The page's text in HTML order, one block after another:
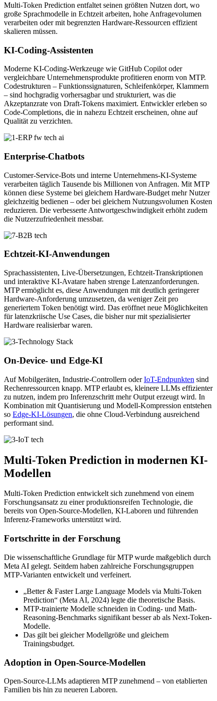
Multi-Token Prediction entfaltet seinen größten Nutzen dort, wo
große Sprachmodelle in Echtzeit arbeiten, hohe Anfragevolumen
verarbeiten oder mit begrenzten Hardware-Ressourcen effizient
skalieren müssen.
KI-Coding-Assistenten
Moderne KI-Coding-Werkzeuge wie GitHub Copilot oder
vergleichbare Unternehmensprodukte profitieren enorm von MTP.
Codestrukturen – Funktionssignaturen, Schleifenkörper, Klammern
– sind hochgradig vorhersagbar und strukturiert, was die
Akzeptanzrate von Draft-Tokens maximiert. Entwickler erleben so
Code-Completions, die in nahezu Echtzeit erscheinen, ohne auf
Qualität zu verzichten.
Enterprise-Chatbots
Customer-Service-Bots und interne Unternehmens-KI-Systeme
verarbeiten täglich Tausende bis Millionen von Anfragen. Mit MTP
können diese Systeme bei gleichem Hardware-Budget mehr Nutzer
gleichzeitig bedienen – oder bei gleichem Nutzungsvolumen Kosten
reduzieren. Die verbesserte Antwortgeschwindigkeit erhöht zudem
die Nutzerzufriedenheit messbar.
Echtzeit-KI-Anwendungen
Sprachassistenten, Live-Übersetzungen, Echtzeit-Transkriptionen
und interaktive KI-Avatare haben strenge Latenzanforderungen.
MTP ermöglicht es, diese Anwendungen mit deutlich geringerer
Hardware-Anforderung umzusetzen, da weniger Zeit pro
generiertem Token benötigt wird. Das eröffnet neue Möglichkeiten
für latenzkriische Use Cases, die bisher nur mit spezialisierter
Hardware realisierbar waren.
On-Device- und Edge-KI
Auf Mobilgeräten, Industrie-Controllern oderIoT-Endpunkten sind
Rechenressourcen knapp. MTP erlaubt es, kleinere LLMs effizienter
zu nutzen, indem pro Inferenzschritt mehr Output erzeugt wird. In
Kombination mit Quantisierung und Modell-Kompression entstehen
so Edge-KI-Lösungen, die ohne Cloud-Verbindung ausreichend
performant sind.
Multi-Token Prediction in modernen KI-
Modellen
Multi-Token Prediction entwickelt sich zunehmend von einem
Forschungsansatz zu einer produktionsreifen Technologie, die
bereits von Open-Source-Modellen, KI-Laboren und führenden
Inferenz-Frameworks unterstützt wird.
Fortschritte in der Forschung
Die wissenschaftliche Grundlage für MTP wurde maßgeblich durch
Meta AI gelegt. Seitdem haben zahlreiche Forschungsgruppen
MTP-Varianten entwickelt und verfeinert.
„Better & Faster Large Language Models via Multi-Token
Prediction“ (Meta AI, 2024) legte die theoretische Basis.
MTP-trainierte Modelle schneiden in Coding- und Math-
Reasoning-Benchmarks signifikant besser ab als Next-Token-
Modelle.
Das gilt bei gleicher Modellgröße und gleichem
Trainingsbudget.
Adoption in Open-Source-Modellen
Open-Source-LLMs adaptieren MTP zunehmend – von etablierten
Familien bis hin zu neueren Laboren.